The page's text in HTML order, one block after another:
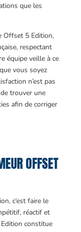
que les
Offset 5 Edition,
respectant
équipe veille à ce
vous soyez
n’est pas
trouver une
afin de corriger
OFFSET
c’est faire le
réactif et
constitue